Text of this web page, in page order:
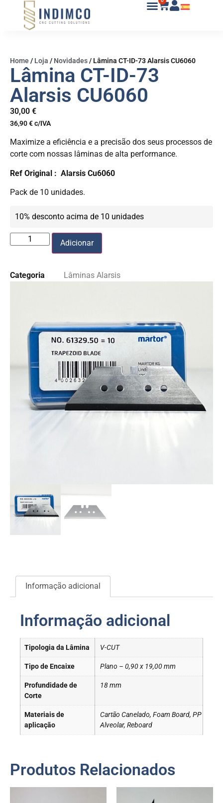
Home/ Loja / Novidades/ Lâmina CT-ID-73 Alarsis CU6060
Lâmina CT-ID-73
Alarsis CU6060
30,00 €
36,90€c/IVA
Maximize a eficiência e a precisão dos seus processos de
corte com nossas lâminas de alta performance.
Ref Original : Alarsis Cu6060
Pack de 10 unidades.
10% desconto acima de 10 unidades
Adicionar
Categoria Lâminas Alarsis
Informação adicional
Informação adicional
Tipologia da Lâmina V-CUT
Tipo de Encaixe Plano – 0,90 x 19,00 mm
Profundidade de
Corte
18 mm
Materiais de
aplicação
Cartão Canelado, Foam Board, PP
Alveolar, Reboard
Produtos Relacionados